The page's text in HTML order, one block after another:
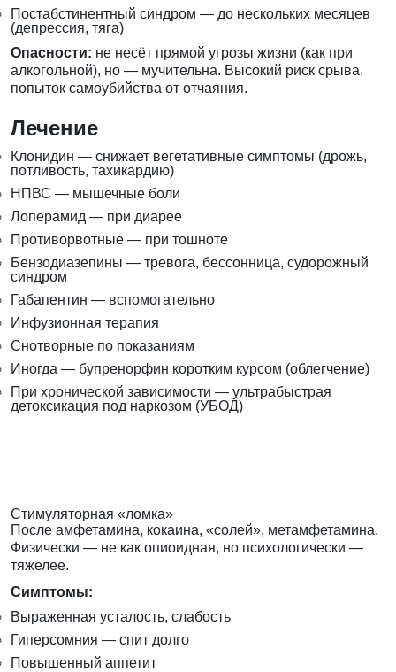
Постабстинентный синдром — до нескольких месяцев
(депрессия, тяга)
Опасности: не несёт прямой угрозы жизни (как при
алкогольной), но — мучительна. Высокий риск срыва,
попыток самоубийства от отчаяния.
Лечение
Клонидин — снижает вегетативные симптомы (дрожь,
потливость, тахикардию)
НПВС — мышечные боли
Лоперамид — при диарее
Противорвотные — при тошноте
Бензодиазепины — тревога, бессонница, судорожный
синдром
Габапентин — вспомогательно
Инфузионная терапия
Снотворные по показаниям
Иногда — бупренорфин коротким курсом (облегчение)
При хронической зависимости — ультрабыстрая
детоксикация под наркозом (УБОД)
Стимуляторная «ломка»
После амфетамина, кокаина, «солей», метамфетамина.
Физически — не как опиоидная, но психологически —
тяжелее.
Симптомы:
Выраженная усталость, слабость
Гиперсомния — спит долго
Повышенный аппетит